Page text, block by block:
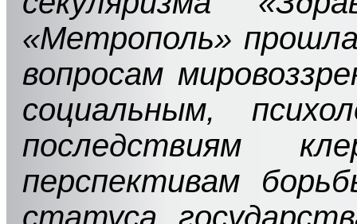
«Метрополь»
вопросам
социальным,
последствиям
перспективам
статуса